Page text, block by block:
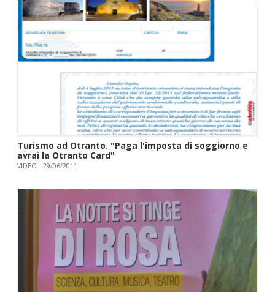
Turismo ad Otranto. "Paga l'imposta di soggiorno e
avrai la Otranto Card"
VIDEO 29/06/2011